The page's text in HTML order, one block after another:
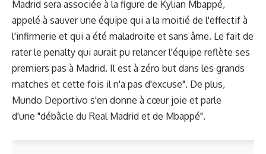
Madrid sera associée à la figure de Kylian Mbappé,
appelé à sauver une équipe qui a la moitié de l'effectif à
l'infirmerie et qui a été maladroite et sans âme. Le fait de
rater le penalty qui aurait pu relancer l'équipe reflète ses
premiers pas à Madrid. Il est à zéro but dans les grands
matches et cette fois il n'a pas d'excuse". De plus,
Mundo Deportivo s'en donne à cœur joie et parle
d'une "débâcle du Real Madrid et de Mbappé".